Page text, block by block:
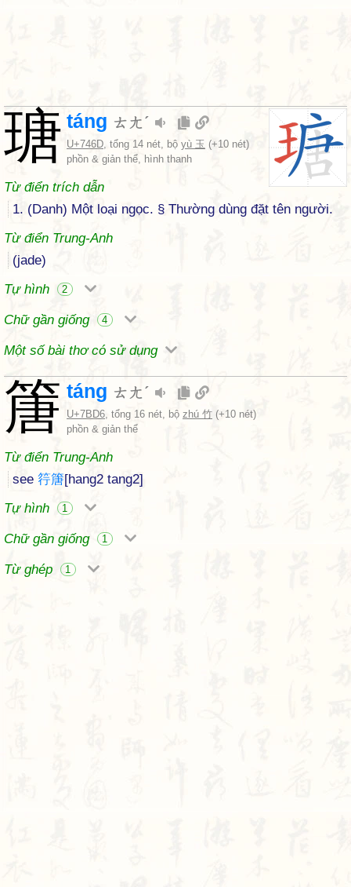
瑭 táng ㄊㄤˊ
U+746D, tổng 14 nét, bộ yù 玉 (+10 nét)
phồn & giản thể, hình thanh
Từ điển trích dẫn
1. (Danh) Một loại ngọc. § Thường dùng đặt tên người.
Từ điển Trung-Anh
(jade)
Tự hình
2
Chữ gần giống 4
Một số bài thơ có sử dụng
篖 táng ㄊㄤˊ
U+7BD6, tổng 16 nét, bộ zhú 竹 (+10 nét)
phồn & giản thể
Từ điển Trung-Anh
see 筕篖[hang2 tang2]
Tự hình
1
Chữ gần giống 1
Từ ghép 1